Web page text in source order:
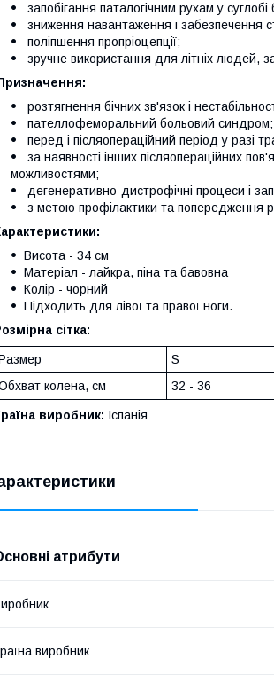
запобігання паталогічним рухам у
зниження навантаження і забезпечення
поліпшення пропріоцепції;
зручне використання для літніх людей,
розтягнення бічних зв'язок і
пателлофеморальний больовий синдром;
перед і післяопераційний період у разі
за наявності інших післяопераційних
можливостями;
дегенеративно-дистрофічні процеси і
з метою профілактики та попередження
Висота - 34 см
Матеріал - лайкра, піна та бавовна
Колір - чорний
Підходить для лівої та правої ноги.
сітка:
S
колена, см
32 - 36
виробник: Іспанія
атрибути
виробник